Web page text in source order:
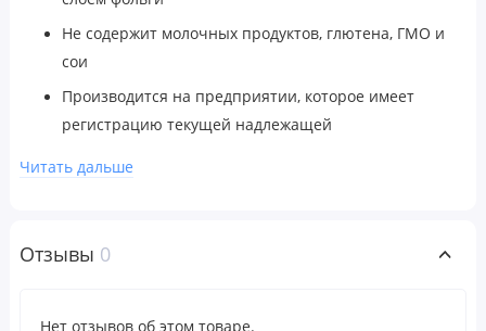
Не содержит молочных продуктов, глютена, ГМО и
сои
Производится на предприятии, которое имеет
регистрацию текущей надлежащей
независимые проверки
В вашем организме живет много полезных бактерий,
Читать дальше
Отзывы 0
Нет отзывов об этом товаре.